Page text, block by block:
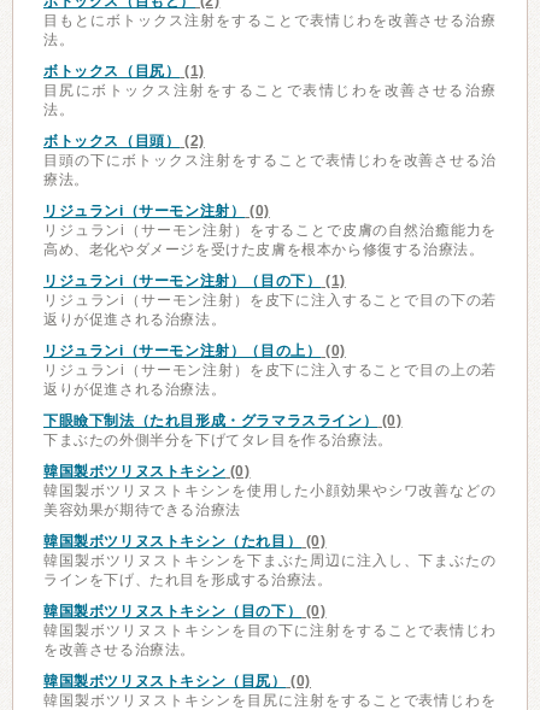
目もとにボトックス注射をすることで表情じわを改善させる治療
法。
ボトックス（目尻）
(1)
目尻にボトックス注射をすることで表情じわを改善させる治療
法。
ボトックス（目頭）
(2)
目頭の下にボトックス注射をすることで表情じわを改善させる治
療法。
リジュランi（サーモン注射）
(0)
リジュランi（サーモン注射）をすることで皮膚の自然治癒能力を
高め、老化やダメージを受けた皮膚を根本から修復する治療法。
リジュランi（サーモン注射）（目の下）
(1)
リジュランi（サーモン注射）を皮下に注入することで目の下の若
返りが促進される治療法。
リジュランi（サーモン注射）（目の上）
(0)
リジュランi（サーモン注射）を皮下に注入することで目の上の若
返りが促進される治療法。
下眼瞼下制法（たれ目形成・グラマラスライン）
(0)
下まぶたの外側半分を下げてタレ目を作る治療法。
韓国製ボツリヌストキシン (0)
韓国製ボツリヌストキシンを使用した小顔効果やシワ改善などの
美容効果が期待できる治療法
韓国製ボツリヌストキシン（たれ目）
(0)
韓国製ボツリヌストキシンを下まぶた周辺に注入し、下まぶたの
ラインを下げ、たれ目を形成する治療法。
韓国製ボツリヌストキシン（目の下）
(0)
韓国製ボツリヌストキシンを目の下に注射をすることで表情じわ
を改善させる治療法。
韓国製ボツリヌストキシン（目尻）
(0)
韓国製ボツリヌストキシンを目尻に注射をすることで表情じわを